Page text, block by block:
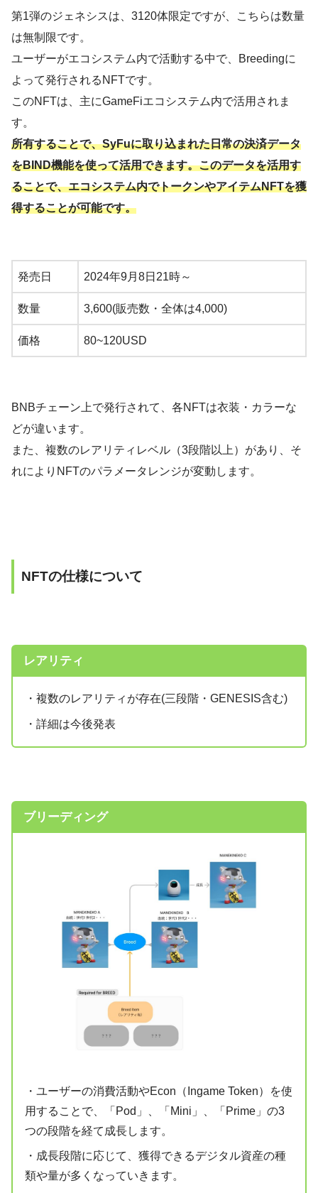
第1弾のジェネシスは、3120体限定ですが、こちらは数量
は無制限です。
ユーザーがエコシステム内で活動する中で、Breedingに
よって発行されるNFTです。
このNFTは、主にGameFiエコシステム内で活用されま
す。
所有することで、SyFuに取り込まれた日常の決済データ
をBIND機能を使って活用できます。このデータを活用す
ることで、エコシステム内でトークンやアイテムNFTを獲
得することが可能です。
発売日 2024年9月8日21時～
数量 3,600(販売数・全体は4,000)
価格 80~120USD
BNBチェーン上で発行されて、各NFTは衣装・カラーな
どが違います。
また、複数のレアリティレベル（3段階以上）があり、そ
れによりNFTのパラメータレンジが変動します。
NFTの仕様について
レアリティ
・複数のレアリティが存在(三段階・GENESIS含む)
・詳細は今後発表
ブリーディング
・ユーザーの消費活動やEcon（Ingame Token）を使
用することで、「Pod」、「Mini」、「Prime」の3
つの段階を経て成長します。
・成長段階に応じて、獲得できるデジタル資産の種
類や量が多くなっていきます。